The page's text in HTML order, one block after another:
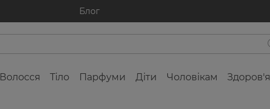
Блог
Волосся Тіло Парфуми Діти Чоловікам Здоров'я